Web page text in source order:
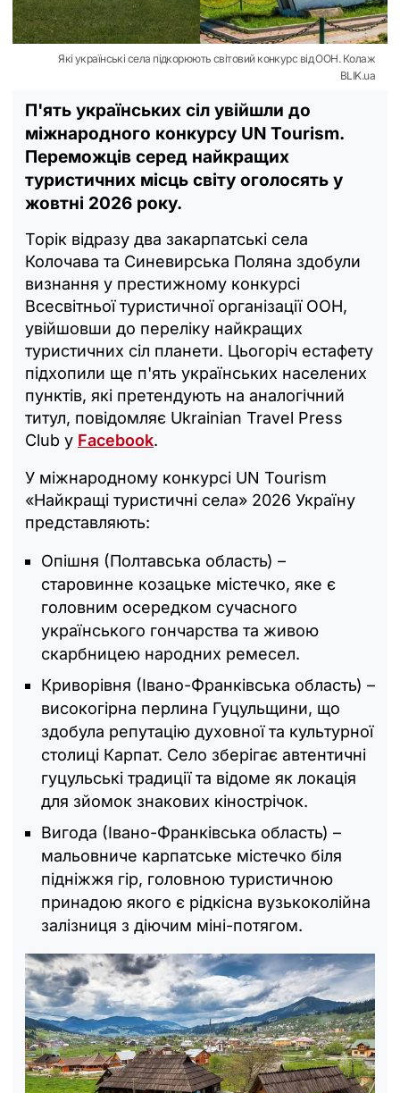
Які українські села підкорюють світовий конкурс від ООН. Колаж
BLIK.ua
П'ять українських сіл увійшли до
міжнародного конкурсу UN Tourism.
Переможців серед найкращих
туристичних місць світу оголосять у
жовтні 2026 року.
Торік відразу два закарпатські села
Колочава та Синевирська Поляна здобули
визнання у престижному конкурсі
Всесвітньої туристичної організації ООН,
увійшовши до переліку найкращих
туристичних сіл планети. Цьогоріч естафету
підхопили ще п'ять українських населених
пунктів, які претендують на аналогічний
титул, повідомляє Ukrainian Travel Press
Club у Facebook.
У міжнародному конкурсі UN Tourism
«Найкращі туристичні села» 2026 Україну
представляють:
Опішня (Полтавська область) –
старовинне козацьке містечко, яке є
головним осередком сучасного
українського гончарства та живою
скарбницею народних ремесел.
Криворівня (Івано-Франківська область) –
високогірна перлина Гуцульщини, що
здобула репутацію духовної та культурної
столиці Карпат. Село зберігає автентичні
гуцульські традиції та відоме як локація
для зйомок знакових кінострічок.
Вигода (Івано-Франківська область) –
мальовниче карпатське містечко біля
підніжжя гір, головною туристичною
принадою якого є рідкісна вузькоколійна
залізниця з діючим міні-потягом.